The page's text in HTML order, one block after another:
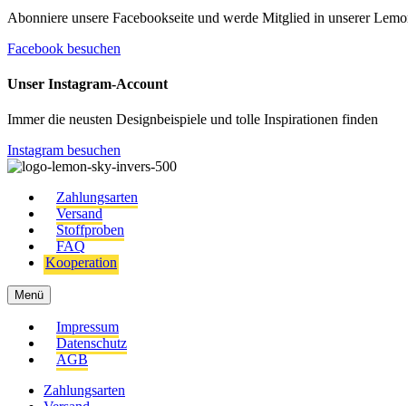
Abonniere unsere Facebookseite und werde Mitglied in unserer
Facebook besuchen
Unser Instagram-Account
Immer die neusten Designbeispiele und tolle Inspirationen finden
Instagram besuchen
Zahlungsarten
Versand
Stoffproben
FAQ
Kooperation
Menü
Impressum
Datenschutz
AGB
Zahlungsarten